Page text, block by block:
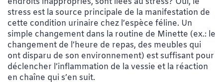
stress est la source principale de la manifestation de
cette condition urinaire chez l’espèce féline. Un
simple changement dans la routine de Minette (ex.: le
changement de l’heure de repas, des meubles qui
ont disparu de son environnement) est suffisant pour
déclencher l’inflammation de la vessie et la réaction
en chaîne qui s’en suit.